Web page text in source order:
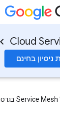
Cloud
בחינם